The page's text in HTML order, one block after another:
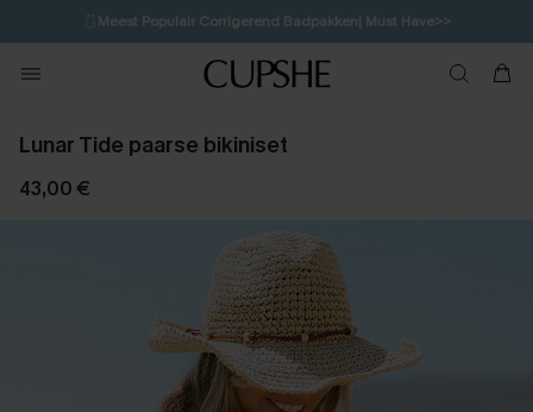
🩱Meest Populair Corrigerend Badpakken| Must Have>>
💌Abonneer je & ontvang tot 15% korting>>
Koop 3, krijg 15% korting | CODE: SW15
Lunar Tide paarse bikiniset
43,00 €